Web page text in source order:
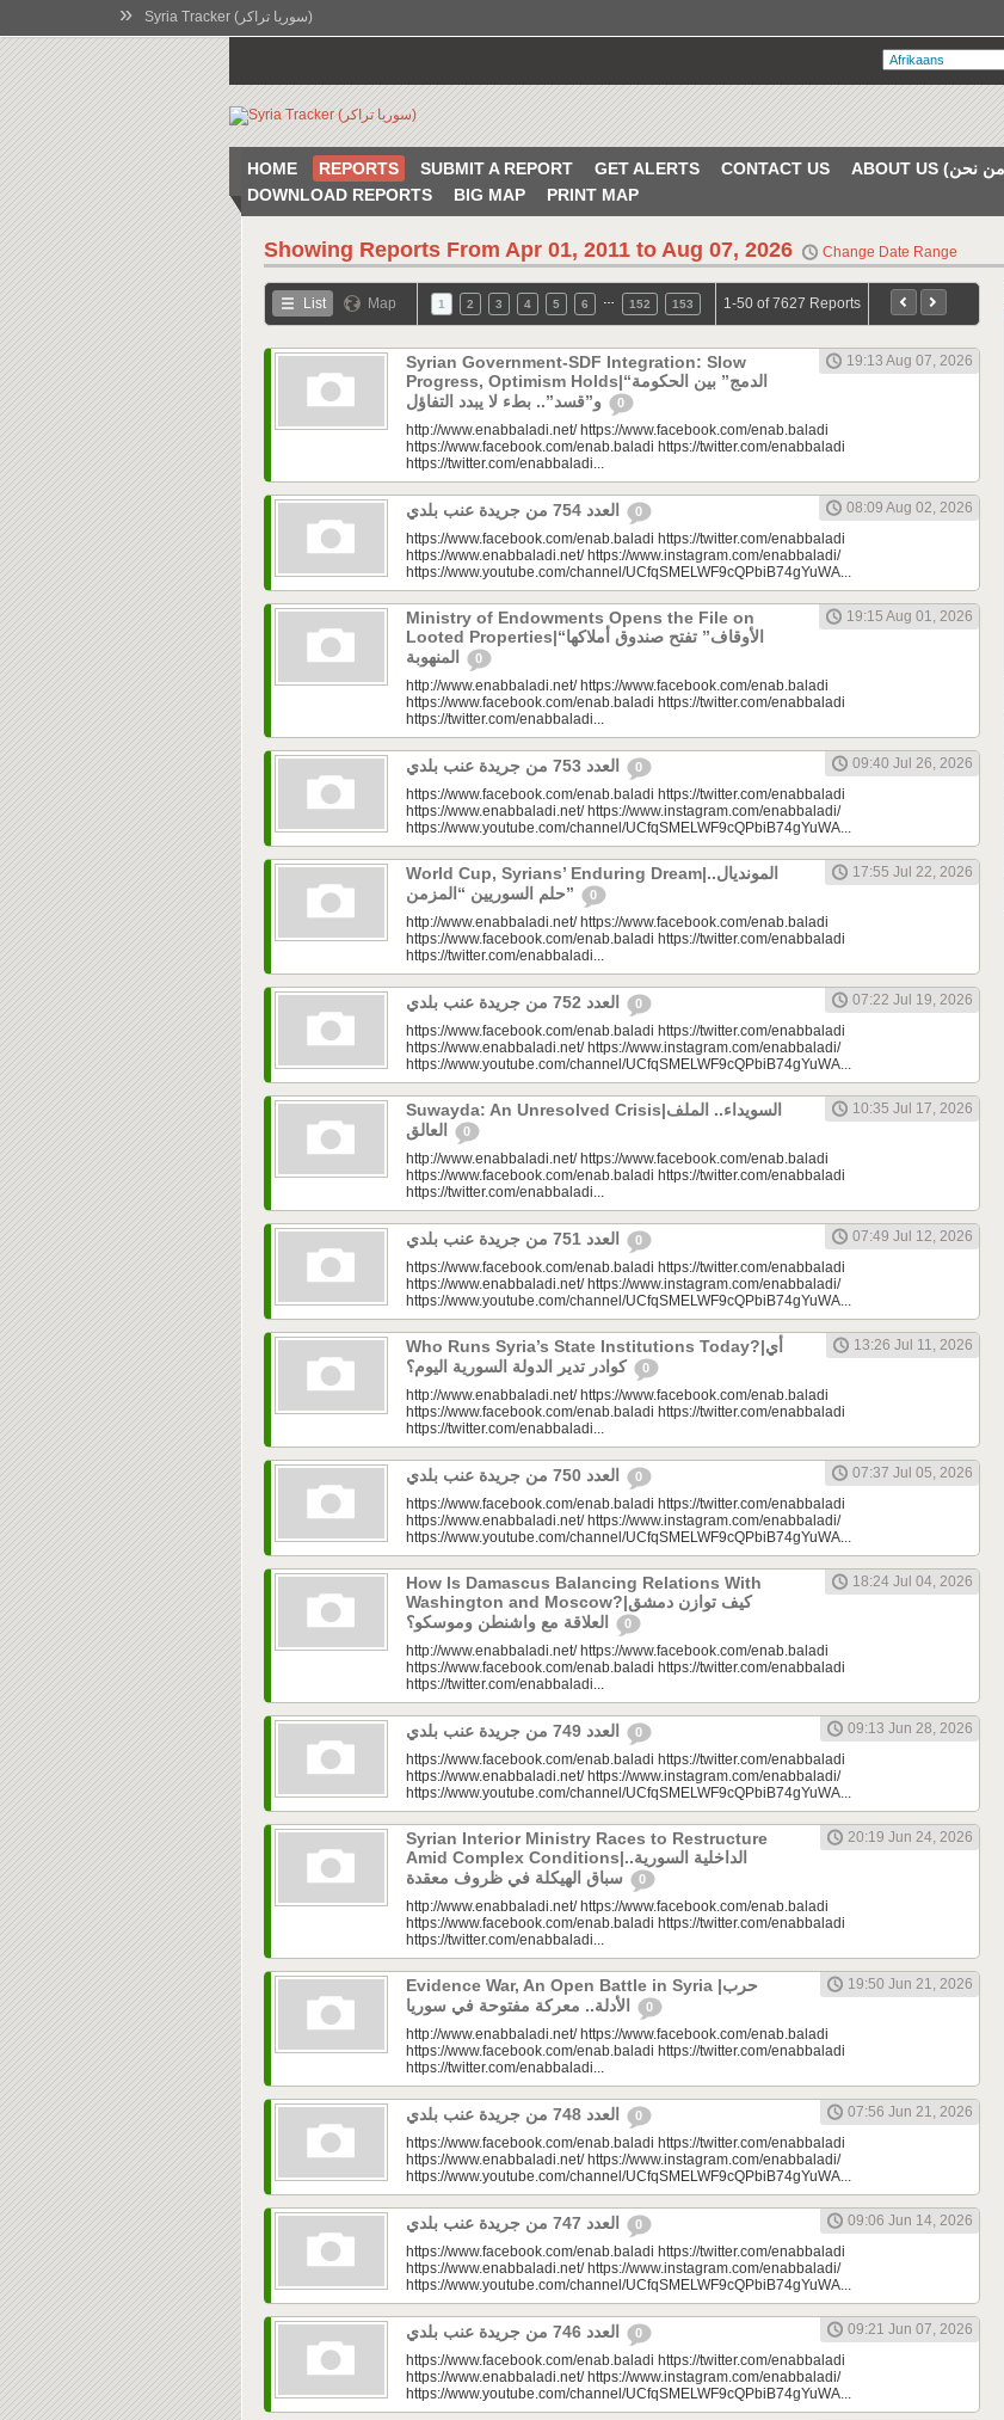
» Syria Tracker (سوريا تراكر)
HOME REPORTS SUBMIT A REPORT GET ALERTS CONTACT US
DOWNLOAD REPORTS
BIG MAP PRINT MAP
Showing Reports From Apr 01, 2011 to Aug 07, 2026 Change Date Range
List Map 1 2 3 4 5 6 152 153 1-50 of 7627 Reports
Syrian Government-SDF Integration: Slow
Progress, Optimism Holds|“الدمج” بين الحكومة
0
19:13 Aug 07, 2026
http://www.enabbaladi.net/ https://www.facebook.com/enab.baladi
https://www.facebook.com/enab.baladi https://twitter.com/enabbaladi
https://twitter.com/enabbaladi...
0
08:09 Aug 02, 2026
https://www.facebook.com/enab.baladi https://twitter.com/enabbaladi
https://www.enabbaladi.net/ https://www.instagram.com/enabbaladi/
https://www.youtube.com/channel/UCfqSMELWF9cQPbiB74gYuWA...
Ministry of Endowments Opens the File on
Looted Properties|“الأوقاف” تفتح صندوق أملاكها
0
19:15 Aug 01, 2026
http://www.enabbaladi.net/ https://www.facebook.com/enab.baladi
https://www.facebook.com/enab.baladi https://twitter.com/enabbaladi
https://twitter.com/enabbaladi...
0
09:40 Jul 26, 2026
https://www.facebook.com/enab.baladi https://twitter.com/enabbaladi
https://www.enabbaladi.net/ https://www.instagram.com/enabbaladi/
https://www.youtube.com/channel/UCfqSMELWF9cQPbiB74gYuWA...
World Cup, Syrians’ Enduring Dream|المونديال..
حلم السوريين “المزمن”
0
17:55 Jul 22, 2026
http://www.enabbaladi.net/ https://www.facebook.com/enab.baladi
https://www.facebook.com/enab.baladi https://twitter.com/enabbaladi
https://twitter.com/enabbaladi...
0
07:22 Jul 19, 2026
https://www.facebook.com/enab.baladi https://twitter.com/enabbaladi
https://www.enabbaladi.net/ https://www.instagram.com/enabbaladi/
https://www.youtube.com/channel/UCfqSMELWF9cQPbiB74gYuWA...
Suwayda: An Unresolved Crisis|السويداء.. الملف
0
10:35 Jul 17, 2026
http://www.enabbaladi.net/ https://www.facebook.com/enab.baladi
https://www.facebook.com/enab.baladi https://twitter.com/enabbaladi
https://twitter.com/enabbaladi...
0
07:49 Jul 12, 2026
https://www.facebook.com/enab.baladi https://twitter.com/enabbaladi
https://www.enabbaladi.net/ https://www.instagram.com/enabbaladi/
https://www.youtube.com/channel/UCfqSMELWF9cQPbiB74gYuWA...
Who Runs Syria’s State Institutions Today?|أي
كوادر تدير الدولة السورية اليوم؟
0
13:26 Jul 11, 2026
http://www.enabbaladi.net/ https://www.facebook.com/enab.baladi
https://www.facebook.com/enab.baladi https://twitter.com/enabbaladi
https://twitter.com/enabbaladi...
0
07:37 Jul 05, 2026
https://www.facebook.com/enab.baladi https://twitter.com/enabbaladi
https://www.enabbaladi.net/ https://www.instagram.com/enabbaladi/
https://www.youtube.com/channel/UCfqSMELWF9cQPbiB74gYuWA...
How Is Damascus Balancing Relations With
Washington and Moscow?|كيف توازن دمشق
0
18:24 Jul 04, 2026
http://www.enabbaladi.net/ https://www.facebook.com/enab.baladi
https://www.facebook.com/enab.baladi https://twitter.com/enabbaladi
https://twitter.com/enabbaladi...
0
09:13 Jun 28, 2026
https://www.facebook.com/enab.baladi https://twitter.com/enabbaladi
https://www.enabbaladi.net/ https://www.instagram.com/enabbaladi/
https://www.youtube.com/channel/UCfqSMELWF9cQPbiB74gYuWA...
Syrian Interior Ministry Races to Restructure
Amid Complex Conditions|الداخلية السورية..
0
20:19 Jun 24, 2026
http://www.enabbaladi.net/ https://www.facebook.com/enab.baladi
https://www.facebook.com/enab.baladi https://twitter.com/enabbaladi
https://twitter.com/enabbaladi...
Evidence War, An Open Battle in Syria |حرب
0
19:50 Jun 21, 2026
http://www.enabbaladi.net/ https://www.facebook.com/enab.baladi
https://www.facebook.com/enab.baladi https://twitter.com/enabbaladi
https://twitter.com/enabbaladi...
0
07:56 Jun 21, 2026
https://www.facebook.com/enab.baladi https://twitter.com/enabbaladi
https://www.enabbaladi.net/ https://www.instagram.com/enabbaladi/
https://www.youtube.com/channel/UCfqSMELWF9cQPbiB74gYuWA...
0
09:06 Jun 14, 2026
https://www.facebook.com/enab.baladi https://twitter.com/enabbaladi
https://www.enabbaladi.net/ https://www.instagram.com/enabbaladi/
https://www.youtube.com/channel/UCfqSMELWF9cQPbiB74gYuWA...
0
09:21 Jun 07, 2026
https://www.facebook.com/enab.baladi https://twitter.com/enabbaladi
https://www.enabbaladi.net/ https://www.instagram.com/enabbaladi/
https://www.youtube.com/channel/UCfqSMELWF9cQPbiB74gYuWA...